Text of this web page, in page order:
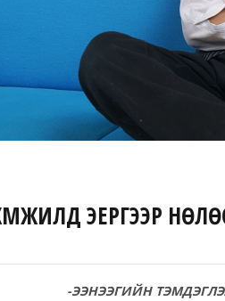
ЭЕРГЭЭР
-ЭЭНЭЭГИЙН